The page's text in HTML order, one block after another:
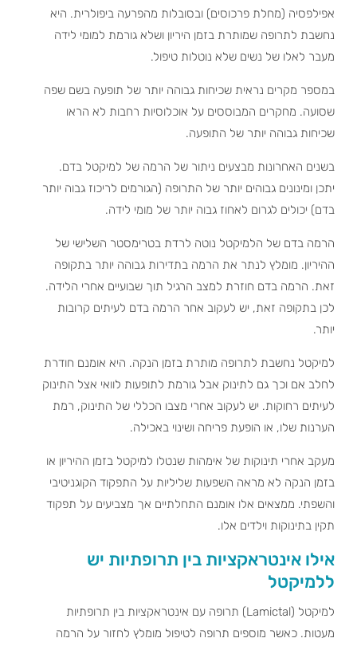
אפילפסיה (מחלת פרכוסים) ובסובלות מהפרעה ביפולרית. היא
נחשבת לתרופה שמותרת בזמן היריון ושלא גורמת למומי לידה
מעבר לאלו של נשים שלא נוטלות טיפול.
במספר מקרים נראית שכיחות גבוהה יותר של תופעה בשם שפה
שסועה. מחקרים המבוססים על אוכלוסיות רחבות לא הראו
שכיחות גבוהה יותר של התופעה.
בשנים האחרונות מבצעים ניתור של הרמה של למיקטל בדם.
יתכן ומינונים גבוהים יותר של התרופה (הגורמים לריכוז גבוה יותר
בדם) יכולים לגרום לאחוז גבוה יותר של מומי לידה.
הרמה בדם של הלמיקטל נוטה לרדת בטרימסטר השלישי של
ההיריון. מומלץ לנתר את הרמה בתדירות גבוהה יותר בתקופה
זאת. הרמה בדם חוזרת למצב הרגיל תוך שבועיים אחרי הלידה.
לכן בתקופה זאת, יש לעקוב אחר הרמה בדם לעיתים קרובות
יותר.
למיקטל נחשבת לתרופה מותרת בזמן הנקה. היא אומנם חודרת
לחלב אם וכך גם לתינוק אבל גורמת לתופעות לוואי אצל התינוק
לעיתים רחוקות. יש לעקוב אחרי מצבו הכללי של התינוק, רמת
הערנות שלו, או הופעת פריחה ושינוי באכילה.
מעקב אחרי תינוקות של אימהות שנטלו למיקטל בזמן ההיריון או
בזמן הנקה לא מראה השפעות שליליות על התפקוד הקוגניטיבי
והשפתי. ממצאים אלו אומנם התחלתיים אך מצביעים על תפקוד
תקין בתינוקות וילדים אלו.
אילו אינטראקציות בין תרופתיות יש
ללמיקטל
למיקטל (Lamictal) תרופה עם אינטראקציות בין תרופתיות
מעטות. כאשר מוספים תרופה לטיפול מומלץ לחזור על הרמה